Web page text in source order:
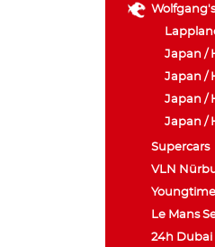
Japan /
Japan /
Japan /
Japan /
Supercars
VLN
Le Mans
24h Dubai